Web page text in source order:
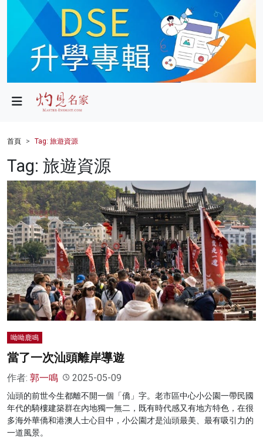
政局
財經
健康
商業
科技
影片
名家榜
灼見活動
首頁 Tag: 旅遊資源
Tag: 旅遊資源
呦呦鹿鳴
當了一次汕頭離岸導遊
作者: 郭一鳴 2025-05-09
汕頭的前世今生都離不開一個「僑」字。老市區中心小公園一帶民國
年代的騎樓建築群在內地獨一無二，既有時代感又有地方特色，在很
多海外華僑和港澳人士心目中，小公園才是汕頭最美、最有吸引力的
一道風景。